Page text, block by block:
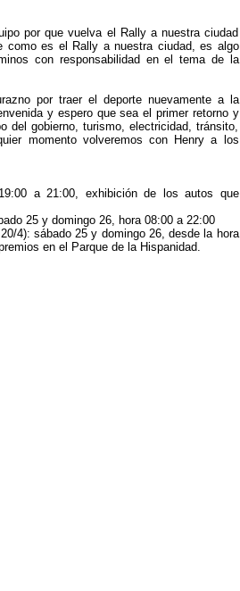
por que vuelva el Rally a nuestra ciudad
como es el Rally a nuestra ciudad, es algo
con responsabilidad en el tema de la
por traer el deporte nuevamente a la
y espero que sea el primer retorno y
del gobierno, turismo, electricidad, tránsito,
momento volveremos con Henry a los
a 21:00, exhibición de los autos que
25 y domingo 26, hora 08:00 a 22:00
4): sábado 25 y domingo 26, desde la hora
en el Parque de la Hispanidad.